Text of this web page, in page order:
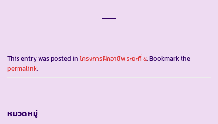
This entry was posted in โครงการฝึกอาชีพ ระยะที่ ๕. Bookmark the
permalink.
หมวดหมู่